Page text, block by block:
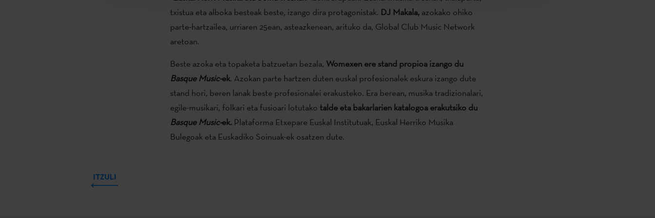
txistua eta alboka besteak beste, izango dira protagonistak. DJ Makala, azokako ohiko
parte-hartzailea, urriaren 25ean, asteazkenean, arituko da, Global Club Music Network
aretoan.
Beste azoka eta topaketa batzuetan bezala, Womexen ere stand propioa izango du
Basque Music-ek. Azokan parte hartzen duten euskal profesionalek eskura izango dute
stand hori, beren lanak beste profesionalei erakusteko. Era berean, musika tradizionalari,
egile-musikari, folkari eta fusioari lotutako talde eta bakarlarien katalogoa erakutsiko du
Basque Music-ek. Plataforma Etxepare Euskal Institutuak, Euskal Herriko Musika
Bulegoak eta Euskadiko Soinuak-ek osatzen dute.
ITZULI